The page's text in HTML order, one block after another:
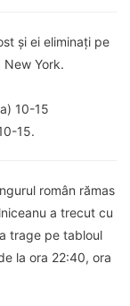
și ei eliminați pe
York.
10-15
15.
român rămas
a trecut cu
trage pe tabloul
la ora 22:40, ora